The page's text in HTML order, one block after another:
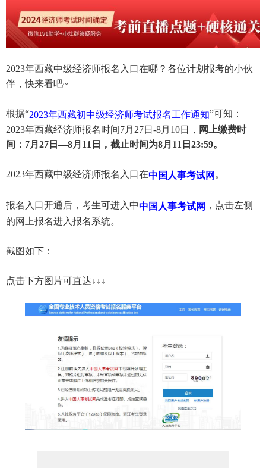
2023年西藏中级经济师报名入口在哪？各位计划报考的小伙
伴，快来看吧~
根据“2023年西藏初中级经济师考试报名工作通知”可知：
2023年西藏经济师报名时间7月27日-8月10日， 网上缴费时
间：7月27日—8月11日，截止时间为8月11日23:59。
2023年西藏中级经济师报名入口在中国人事考试网 。
报名入口开通后，考生可进入中中国人事考试网 ，点击左侧
的网上报名进入报名系统。
截图如下：
点击下方图片可直达↓↓↓